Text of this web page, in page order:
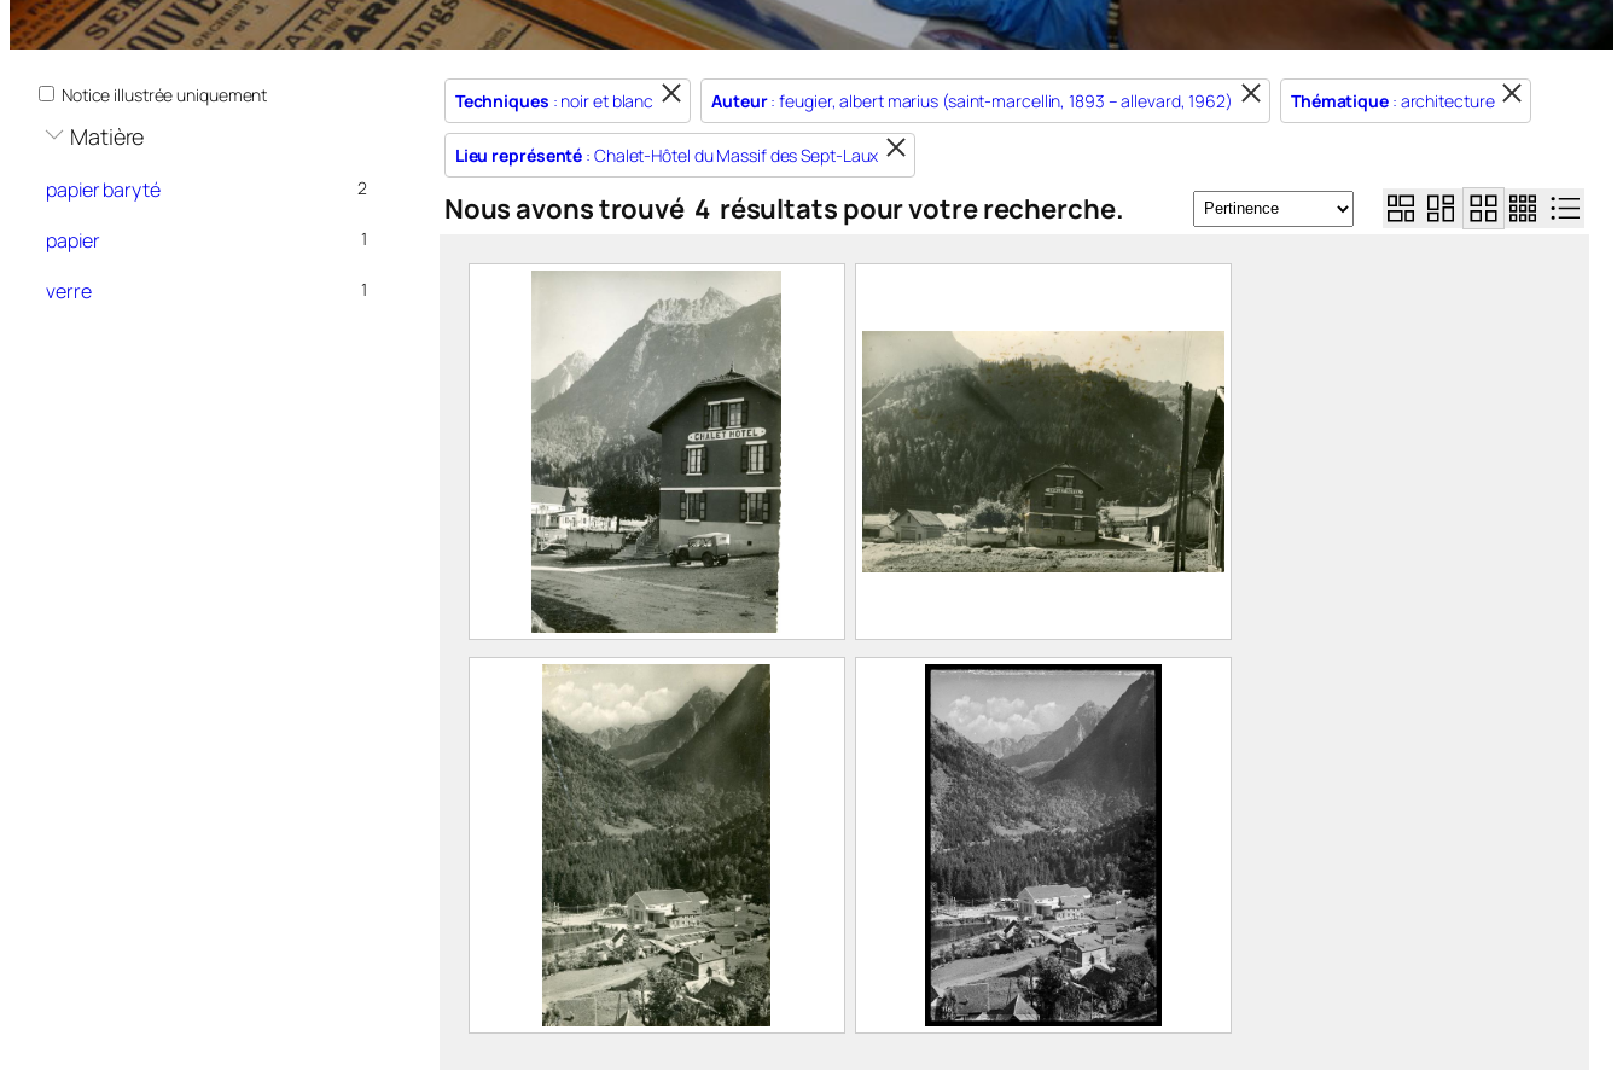
Notice illustrée uniquement
Matière
papier baryté 2
papier 1
verre 1
Techniques : noir et blanc Auteur: feugier, albert marius (saint-marcellin, 1893 – allevard, 1962) Thématique: architecture
Lieu représenté : Chalet-Hôtel du Massif des Sept-Laux
Nous avons trouvé 4 résultats pour votre recherche.
Fond-de-France, vue du
Chalet-Hôtel du Massif des
Sept-Laux
FEUGIER, Albert Marius (Saint-
Marcellin, 1893 – Allevard,
1962)
CE2020.1.39
Fond-de-France, vue du
Chalet-Hôtel du Massif des
Sept-Laux
FEUGIER, Albert Marius (Saint-
Marcellin, 1893 – Allevard,
1962)
CE2020.1.40
La Ferrière, Vue de la centrale
La Ferrière, Vue de la centrale